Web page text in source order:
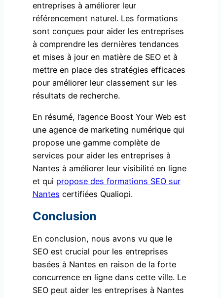
entreprises à améliorer leur
référencement naturel. Les formations
sont conçues pour aider les entreprises
à comprendre les dernières tendances
et mises à jour en matière de SEO et à
mettre en place des stratégies efficaces
pour améliorer leur classement sur les
résultats de recherche.
En résumé, l’agence Boost Your Web est
une agence de marketing numérique qui
propose une gamme complète de
services pour aider les entreprises à
Nantes à améliorer leur visibilité en ligne
et qui propose des formations SEO sur
Nantes certifiées Qualiopi.
Conclusion
En conclusion, nous avons vu que le
SEO est crucial pour les entreprises
basées à Nantes en raison de la forte
concurrence en ligne dans cette ville. Le
SEO peut aider les entreprises à Nantes